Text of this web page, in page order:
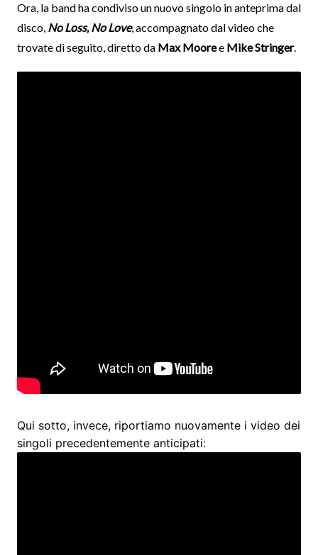
Ora, la band ha condiviso un nuovo singolo in anteprima dal
disco, No Loss, No Love, accompagnato dal video che
trovate di seguito, diretto da Max Mooree Mike Stringer.
Qui sotto, invece, riportiamo nuovamente i video dei
singoli precedentemente anticipati: